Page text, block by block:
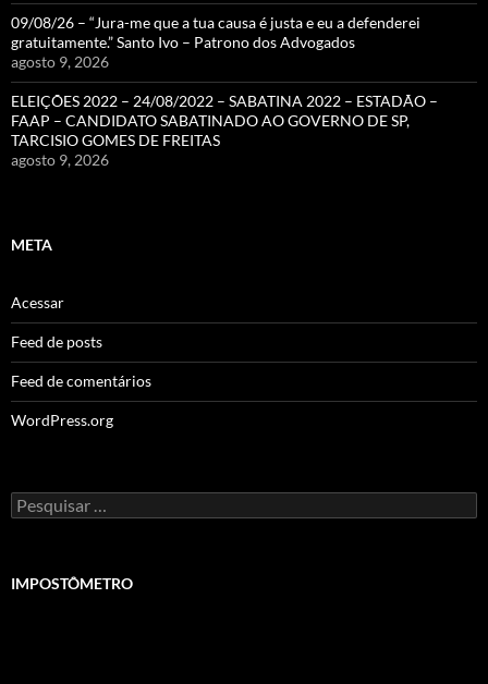
09/08/26 – “Jura-me que a tua causa é justa e eu a defenderei
gratuitamente.” Santo Ivo – Patrono dos Advogados
agosto 9, 2026
ELEIÇÕES 2022 – 24/08/2022 – SABATINA 2022 – ESTADÃO –
FAAP – CANDIDATO SABATINADO AO GOVERNO DE SP,
TARCISIO GOMES DE FREITAS
agosto 9, 2026
META
Acessar
Feed de posts
Feed de comentários
WordPress.org
Pesquisar
por:
IMPOSTÔMETRO